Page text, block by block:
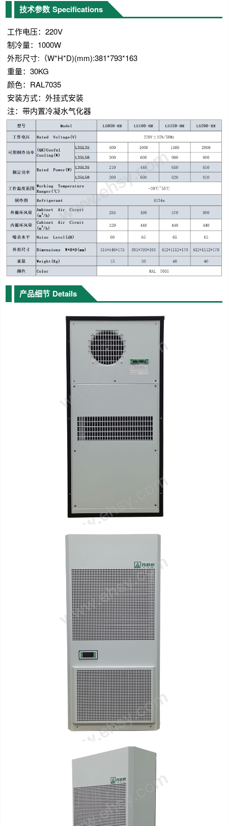
技术参数 Specifications
工作电压：220V
制冷量：1000W
外形尺寸:（W*H*D)(mm):381*793*163
重量：30KG
颜色：RAL7035
安装方式：外挂式安装
注：带内置冷凝水气化器
产品细节 Details